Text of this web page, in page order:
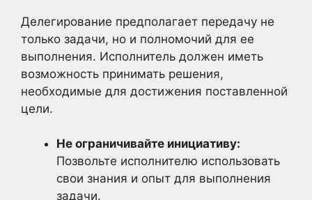
Делегирование предполагает передачу не
только задачи, но и полномочий для ее
выполнения. Исполнитель должен иметь
возможность принимать решения,
необходимые для достижения поставленной
цели.
Не ограничивайте инициативу:
Позвольте исполнителю использовать
свои знания и опыт для выполнения
задачи.